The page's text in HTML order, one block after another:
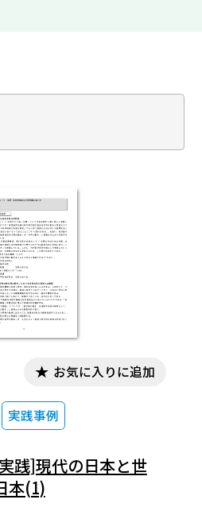
実践事例
お気に入りに追加
践]現代の日本と世
本(1)